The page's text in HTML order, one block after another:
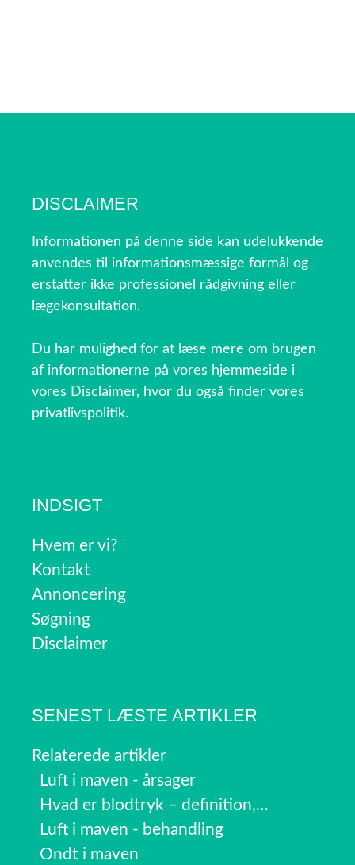
DISCLAIMER
Informationen på denne side kan udelukkende
anvendes til informationsmæssige formål og
erstatter ikke professionel rådgivning eller
lægekonsultation.
Du har mulighed for at læse mere om brugen
af informationerne på vores hjemmeside i
vores Disclaimer, hvor du også finder vores
privatlivspolitik.
INDSIGT
Hvem er vi?
Kontakt
Annoncering
Søgning
Disclaimer
SENEST LÆSTE ARTIKLER
Relaterede artikler
Luft i maven - årsager
Hvad er blodtryk – definition,…
Luft i maven - behandling
Ondt i maven